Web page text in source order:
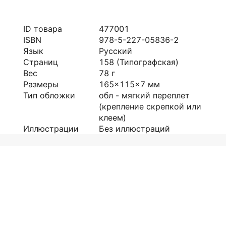
ID товара
477001
ISBN
978-5-227-05836-2
Язык
Русский
Страниц
158 (Типографская)
Вес
78 г
Размеры
165x115x7 мм
Тип обложки
обл - мягкий переплет
(крепление скрепкой или
клеем)
Иллюстрации
Без иллюстраций